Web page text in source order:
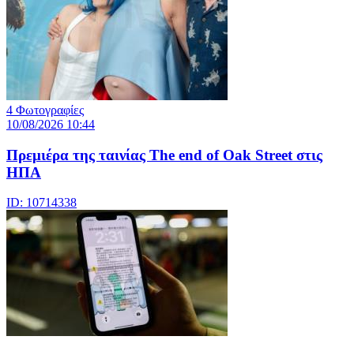
4 Φωτογραφίες
10/08/2026 10:44
Πρεμιέρα της ταινίας The end of Oak Street στις
ΗΠΑ
ID: 10714338